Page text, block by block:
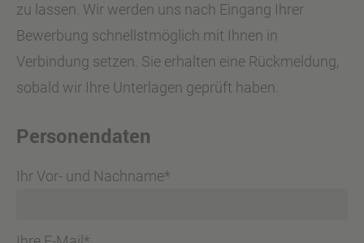
zu lassen. Wir werden uns nach Eingang Ihrer
Bewerbung schnellstmöglich mit Ihnen in
Verbindung setzen. Sie erhalten eine Rückmeldung,
sobald wir Ihre Unterlagen geprüft haben.
Personendaten
Ihr Vor- und Nachname*